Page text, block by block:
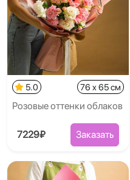
5.0 76 x 65 см
Розовые оттенки облаков
7229₽ Заказать